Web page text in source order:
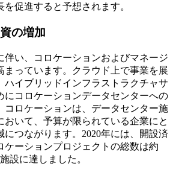
促進すると予想されます。
の増加
伴い、コロケーションおよびマネージ
まっています。クラウド上で事業を展
ハイブリッドインフラストラクチャサ
にコロケーションデータセンターへの
コロケーションは、データセンター施
おいて、予算が限られている企業にと
につながります。2020年には、開設済
ケーションプロジェクトの総数は約
設に達しました。